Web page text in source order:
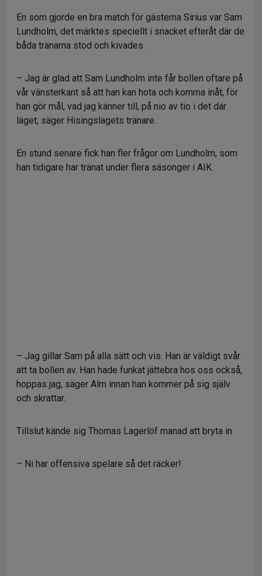
En som gjorde en bra match för gästerna Sirius var Sam
Lundholm, det märktes speciellt i snacket efteråt där de
båda tränarna stod och kivades.
– Jag är glad att Sam Lundholm inte får bollen oftare på
vår vänsterkant så att han kan hota och komma inåt, för
han gör mål, vad jag känner till, på nio av tio i det där
läget, säger Hisingslagets tränare.
En stund senare fick han fler frågor om Lundholm, som
han tidigare har tränat under flera säsonger i AIK.
– Jag gillar Sam på alla sätt och vis. Han är väldigt svår
att ta bollen av. Han hade funkat jättebra hos oss också,
hoppas jag, säger Alm innan han kommer på sig själv
och skrattar.
Tillslut kände sig Thomas Lagerlöf manad att bryta in
– Ni har offensiva spelare så det räcker!